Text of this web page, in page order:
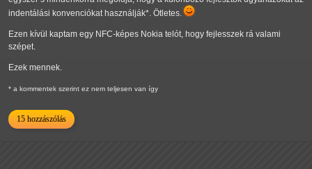
indentálási konvenciókat használják*. Ötletes.
Ezen kívül kaptam egy NFC-képes Nokia telót, hogy fejlesszek rá valami
szépet.
Ezek mennek.
* a kommentek szerint ez nem teljesen van így
15 hozzászólás